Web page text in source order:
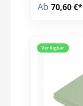
Ab 70,60 €*
Verfügbar